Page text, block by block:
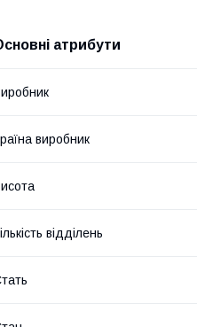
атрибути
виробник
відділень